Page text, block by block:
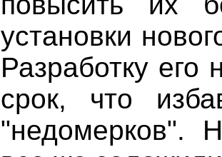
установки
Разработку его
срок, что
"недомерков".